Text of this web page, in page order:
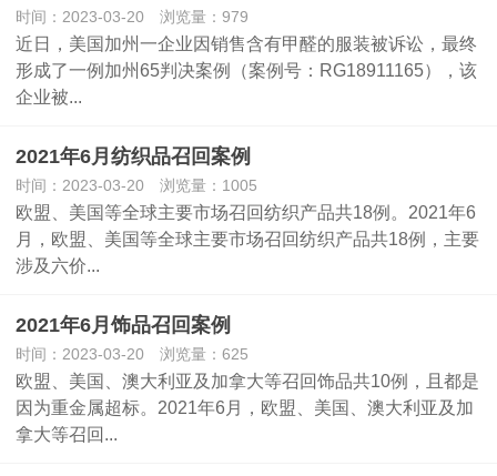
时间：2023-03-20 浏览量：979
近日，美国加州一企业因销售含有甲醛的服装被诉讼，最终
形成了一例加州65判决案例（案例号：RG18911165），该
企业被...
2021年6月纺织品召回案例
时间：2023-03-20 浏览量：1005
欧盟、美国等全球主要市场召回纺织产品共18例。2021年6
月，欧盟、美国等全球主要市场召回纺织产品共18例，主要
涉及六价...
2021年6月饰品召回案例
时间：2023-03-20 浏览量：625
欧盟、美国、澳大利亚及加拿大等召回饰品共10例，且都是
因为重金属超标。2021年6月，欧盟、美国、澳大利亚及加
拿大等召回...